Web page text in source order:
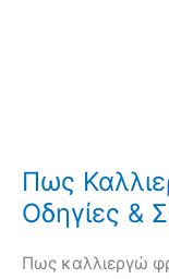
Πως
Οδηγίες &
Πως καλλιεργώ